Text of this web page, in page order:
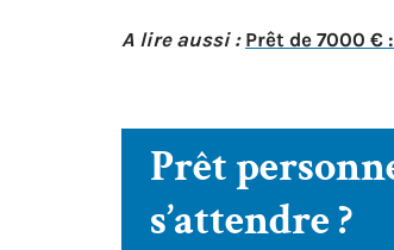
A lire aussi : Prêt de 7000
Prêt
s’attendre ?